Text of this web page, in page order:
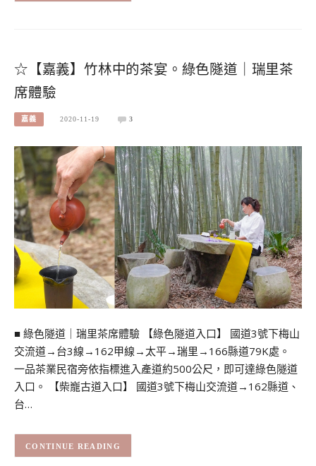
☆【嘉義】竹林中的茶宴。綠色隧道｜瑞里茶
席體驗
嘉義 2020-11-19 3
■ 綠色隧道｜瑞里茶席體驗 【綠色隧道入口】 國道3號下梅山
交流道→台3線→162甲線→太平→瑞里→166縣道79K處。
一品茶業民宿旁依指標進入產道約500公尺，即可達綠色隧道
入口。 【柴巃古道入口】 國道3號下梅山交流道→162縣道、
台…
CONTINUE READING